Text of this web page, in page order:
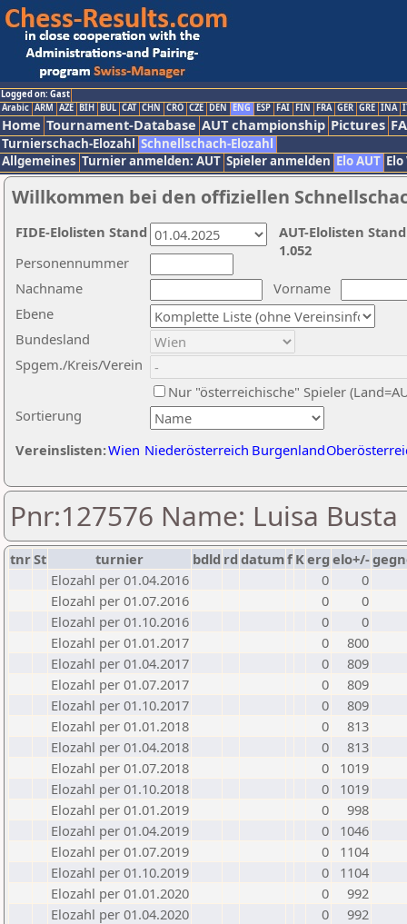
Logged on: Gast
Arabic ARM AZE BIH BUL CAT CHN CRO CZE DEN ENG ESP FAI FIN FRA GER GRE INA
Home Tournament-Database AUT championship Pictures
Turnierschach-Elozahl Schnellschach-Elozahl
Allgemeines Turnier anmelden: AUT Spieler anmelden Elo AUT
Willkommen bei den offiziellen
Nachname
Vorname
Ebene
Sortierung
Personennummer
Bundesland
Spgem./Kreis/Verein
Nur "österreichische" Spieler
Vereinslisten:Wien Niederösterreich Burgenland
AUT-Elolisten
1.052
FIDE-Elolisten Stand
Pnr:127576 Name: Luisa Busta
tnrSt turnier bdld rd datumf Kerg elo+/-
Elozahl per 01.04.2016
0
0
Elozahl per 01.07.2016
0
0
Elozahl per 01.10.2016
0
0
Elozahl per 01.01.2017
0
800
Elozahl per 01.04.2017
0
809
Elozahl per 01.07.2017
0
809
Elozahl per 01.10.2017
0
809
Elozahl per 01.01.2018
0
813
Elozahl per 01.04.2018
0
813
Elozahl per 01.07.2018
0
1019
Elozahl per 01.10.2018
0
1019
Elozahl per 01.01.2019
0
998
Elozahl per 01.04.2019
0
1046
Elozahl per 01.07.2019
0
1104
Elozahl per 01.10.2019
0
1104
Elozahl per 01.01.2020
0
992
Elozahl per 01.04.2020
0
992